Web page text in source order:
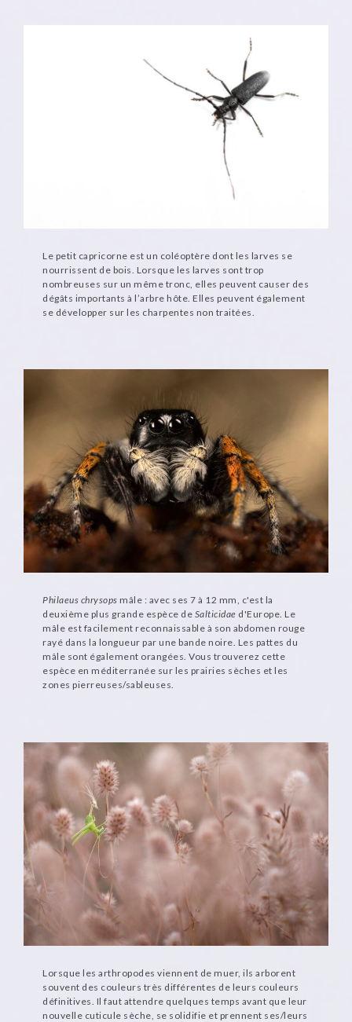
Le petit capricorne est un coléoptère dont les larves se
nourrissent de bois. Lorsque les larves sont trop
nombreuses sur un même tronc, elles peuvent causer des
dégâts importants à l’arbre hôte. Elles peuvent également
se développer sur les charpentes non traitées.
Philaeus chrysops mâle : avec ses 7 à 12 mm, c'est la
deuxième plus grande espèce de Salticidae d'Europe. Le
mâle est facilement reconnaissable à son abdomen rouge
rayé dans la longueur par une bande noire. Les pattes du
mâle sont également orangées. Vous trouverez cette
espèce en méditerranée sur les prairies sèches et les
zones pierreuses/sableuses.
Lorsque les arthropodes viennent de muer, ils arborent
souvent des couleurs très différentes de leurs couleurs
définitives. Il faut attendre quelques temps avant que leur
nouvelle cuticule sèche, se solidifie et prennent ses/leurs